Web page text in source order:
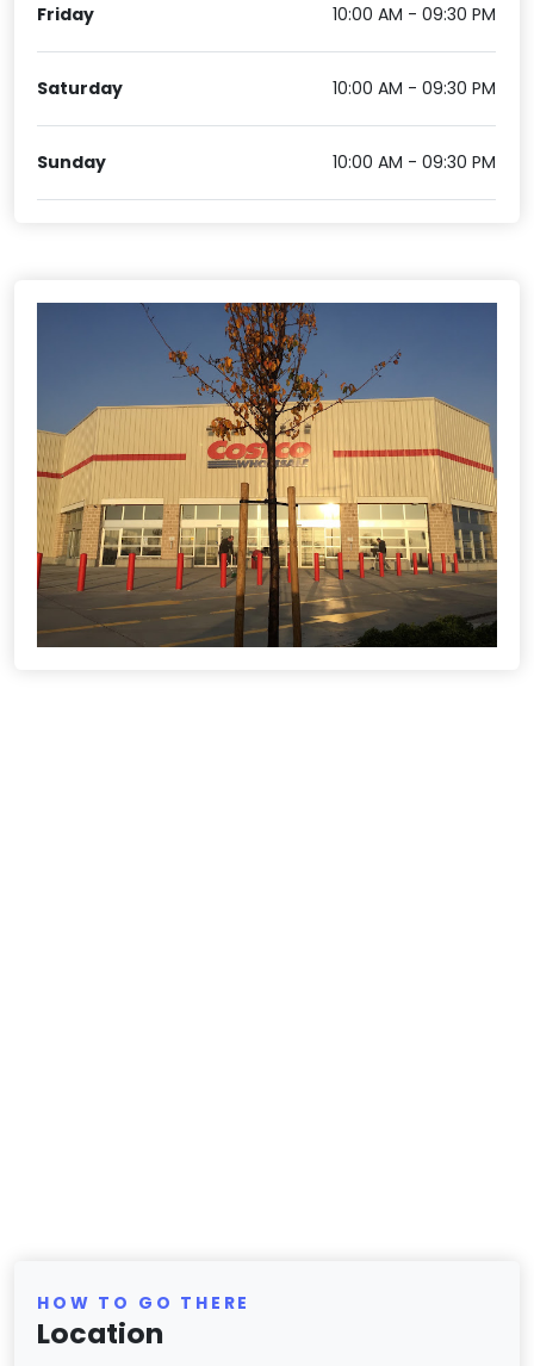
Friday 10:00 AM - 09:30 PM
Saturday 10:00 AM - 09:30 PM
Sunday 10:00 AM - 09:30 PM
HOW TO GO THERE
Location